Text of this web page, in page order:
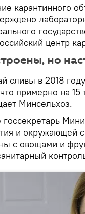
карантинного
центр
но
сливы в 2018
примерно на
Минсельхоз.
госсекретарь
и окружающей
с овощами и